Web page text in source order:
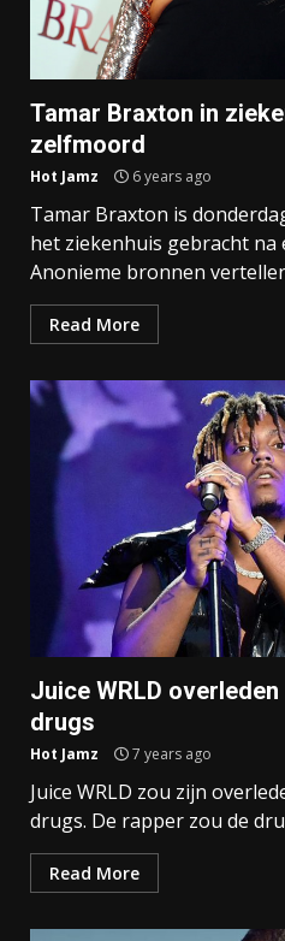
Tamar Braxton in
zelfmoord
Hot Jamz 6 years ago
Tamar Braxton is
het ziekenhuis gebracht
Anonieme bronnen
Read More
Juice WRLD
drugs
Hot Jamz 7 years ago
Juice WRLD zou zijn
drugs. De rapper zou de
Read More